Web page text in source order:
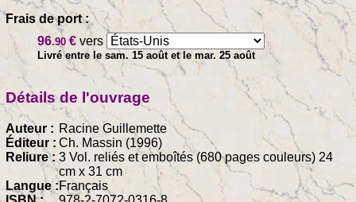
Frais de port :
96.90 € vers
Livré entre le sam. 15 août et le mar. 25 août
Détails de l'ouvrage
Auteur : Racine Guillemette
Éditeur : Ch. Massin (1996)
Reliure : 3 Vol. reliés et emboîtés (680 pages couleurs) 24
cm x 31 cm
Langue :Français